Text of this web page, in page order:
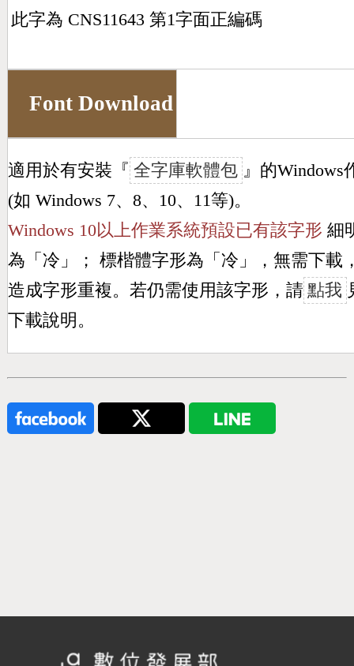
此字為 CNS11643 第1字面正編碼
Font Download
適用於有安裝『 全字庫軟體包 』的Windows
(如 Windows 7、8、10、11等)。
Windows 10以上作業系統預設已有該字形 細
為「 冷 」； 標楷體字形為「 冷 」，無需下載
造成字形重複。若仍需使用該字形，請 點我
下載說明。